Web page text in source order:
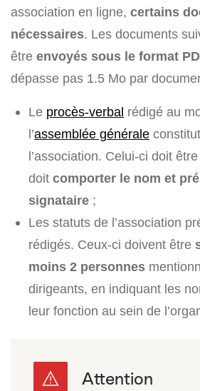
association en ligne, certains
nécessaires. Les documents
être envoyés sous le format
dépasse pas 1.5 Mo par
Le procès-verbal rédigé au
l’assemblée générale
l’association. Celui-ci doit
doit comporter le nom et
signataire ;
Les statuts de l’association
rédigés. Ceux-ci doivent être
moins 2 personnes
dirigeants, en indiquant les
leur fonction au sein de